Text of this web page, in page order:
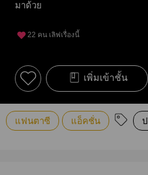
มาด้วย
22 คน เลิฟเรื่องนี้
เพิ่มเข้าชั้น
แฟนตาซี แอ็คชั่น